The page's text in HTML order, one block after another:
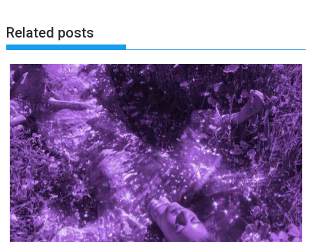
Related posts